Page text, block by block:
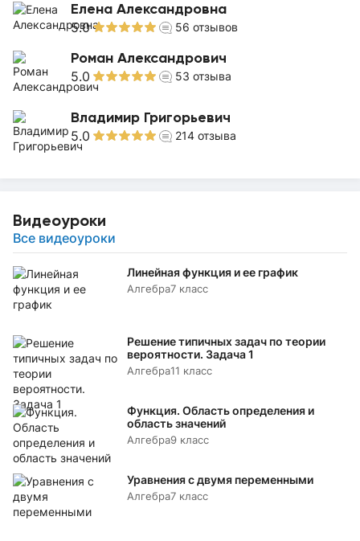
Елена Александровна
5.0 56 отзывов
Роман Александрович
5.0 53 отзыва
Владимир Григорьевич
5.0 214 отзыва
Видеоуроки
Все видеоуроки
Линейная функция и ее график
Алгебра7 класс
Решение типичных задач по теории
вероятности. Задача 1
Алгебра11 класс
Функция. Область определения и
область значений
Алгебра9 класс
Уравнения с двумя переменными
Алгебра7 класс